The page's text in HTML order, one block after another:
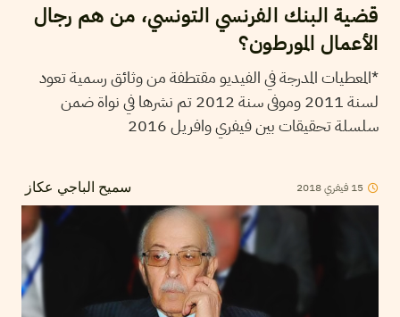
قضية البنك الفرنسي التونسي، من هم رجال
الأعمال المورطون؟
*المعطيات المدرجة في الفيديو مقتطفة من وثائق رسمية تعود
لسنة 2011 وموفى سنة 2012 تم نشرها في نواة ضمن
سلسلة تحقيقات بين فيفري وافريل 2016
سميح الباجي عكاز 15 فيفري2018